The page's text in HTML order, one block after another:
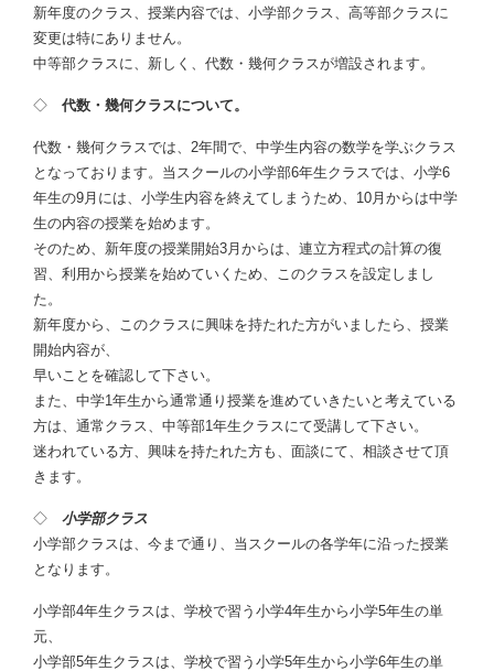
新年度のクラス、授業内容では、小学部クラス、高等部クラスに
変更は特にありません。
中等部クラスに、新しく、代数・幾何クラスが増設されます。
◇ 代数・幾何クラスについて。
代数・幾何クラスでは、2年間で、中学生内容の数学を学ぶクラス
となっております。当スクールの小学部6年生クラスでは、小学6
年生の9月には、小学生内容を終えてしまうため、10月からは中学
生の内容の授業を始めます。
そのため、新年度の授業開始3月からは、連立方程式の計算の復
習、利用から授業を始めていくため、このクラスを設定しまし
た。
新年度から、このクラスに興味を持たれた方がいましたら、授業
開始内容が、
早いことを確認して下さい。
また、中学1年生から通常通り授業を進めていきたいと考えている
方は、通常クラス、中等部1年生クラスにて受講して下さい。
迷われている方、興味を持たれた方も、面談にて、相談させて頂
きます。
◇ 小学部クラス
小学部クラスは、今まで通り、当スクールの各学年に沿った授業
となります。
小学部4年生クラスは、学校で習う小学4年生から小学5年生の単
元、
小学部5年生クラスは、学校で習う小学5年生から小学6年生の単